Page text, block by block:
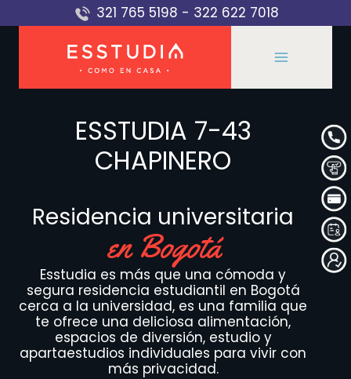
al
321 765 5198 - 322 622 7018
ESSTUDIA 7-43
CHAPINERO
Residencia universitaria
en Bogotá
Esstudia es más que una cómoda y
segura residencia estudiantil en Bogotá
cerca a la universidad, es una familia que
te ofrece una deliciosa alimentación,
espacios de diversión, estudio y
apartaestudios individuales para vivir con
más privacidad.